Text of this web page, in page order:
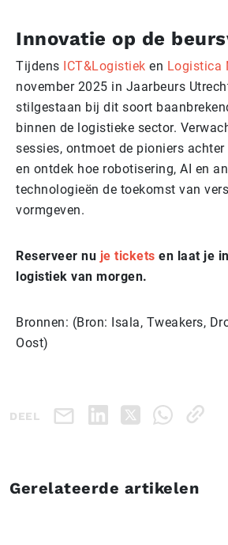
Innovatie op de
Tijdens ICT&Logistiek en Logistica
november 2025 in Jaarbeurs
stilgestaan bij dit soort
binnen de logistieke sector.
sessies, ontmoet de pioniers
en ontdek hoe robotisering, AI en
technologieën de toekomst van
vormgeven.
Reserveer nu je tickets en laat je
logistiek van morgen.
Bronnen: (Bron: Isala, Tweakers,
Oost)
DEEL
Gerelateerde artikelen